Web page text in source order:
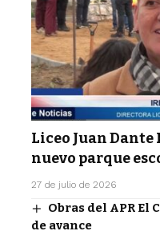
Liceo Juan
nuevo parque
27 de julio de 2026
Obras del APR El
de avance